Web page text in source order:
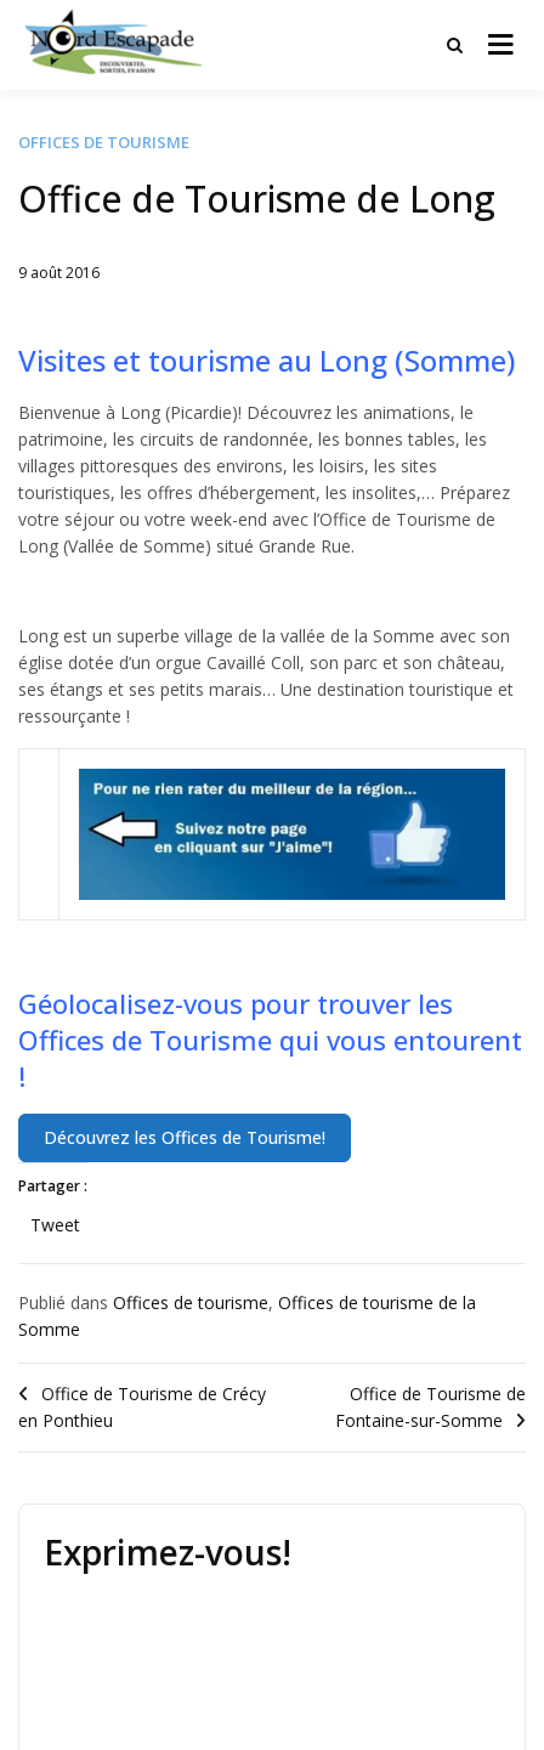
Tourisme et randonnées en Hauts
OFFICES DE TOURISME
Office de Tourisme de Long
Written
9 août 2016
Visites et tourisme au Long (Somme)
Bienvenue à Long (Picardie)! Découvrez les animations, le
patrimoine, les circuits de randonnée, les bonnes tables, les
villages pittoresques des environs, les loisirs, les sites
touristiques, les offres d’hébergement, les insolites,… Préparez
votre séjour ou votre week-end avec l’Office de Tourisme de
Long (Vallée de Somme) situé Grande Rue.
Long est un superbe village de la vallée de la Somme avec son
église dotée d’un orgue Cavaillé Coll, son parc et son château,
ses étangs et ses petits marais… Une destination touristique et
ressourçante !
Géolocalisez-vous pour trouver les
Offices de Tourisme qui vous entourent
!
Partager :
Tweet
Publié dans Offices de tourisme, Offices de tourisme de la
Somme
Office de Tourisme de Crécy
en Ponthieu
Office de Tourisme de
Fontaine-sur-Somme
Exprimez-vous!